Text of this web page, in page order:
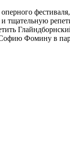
тщательную
Софию Фомину в